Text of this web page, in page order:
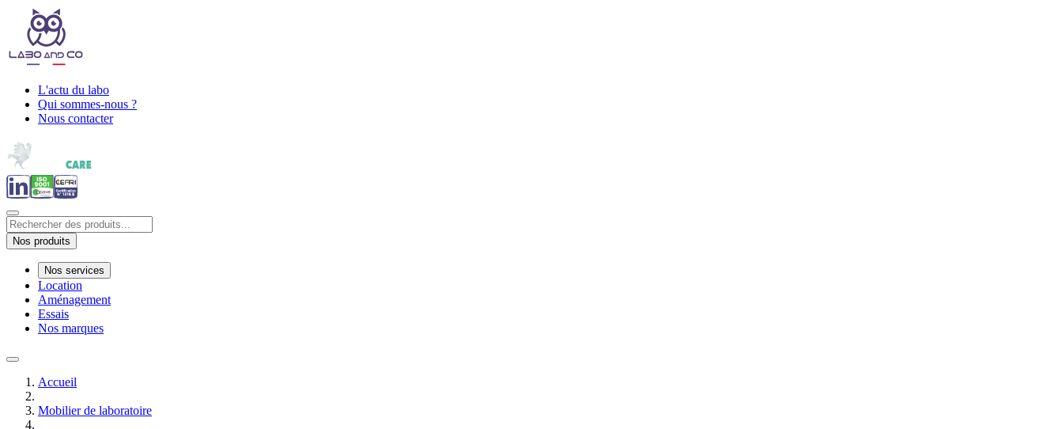
L'actu du labo
Qui sommes-nous ?
Nous contacter
Nos produits
Nos services
Location
Aménagement
Essais
Nos marques
Accueil
Mobilier de laboratoire